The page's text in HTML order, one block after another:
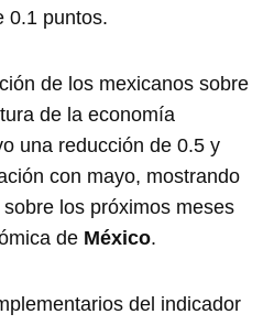
0.1 puntos.
de los mexicanos sobre
de la economía
una reducción de 0.5 y
con mayo, mostrando
los próximos meses
de México.
del indicador